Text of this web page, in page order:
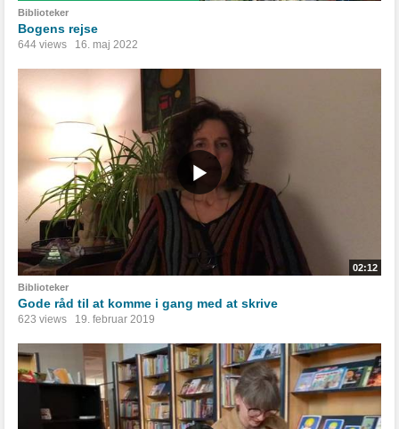
Biblioteker
Bogens rejse
644 views 16. maj 2022
02:12
Biblioteker
Gode råd til at komme i gang med at skrive
623 views 19. februar 2019